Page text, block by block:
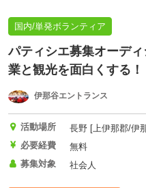
国内/単発ボランティア
パティシエ募集オーデ
業と観光を面白くする！
伊那谷エントランス
活動場所
長野 [上伊那郡/伊
必要経費
無料
募集対象
社会人